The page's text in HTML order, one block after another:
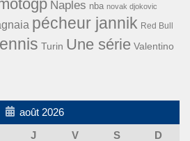
Naples nba novak djokovic
pécheur jannik Red Bull
Turin Une série Valentino
août 2026
J V S D